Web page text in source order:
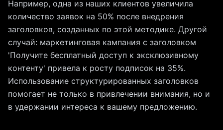
Например, одна из наших клиентов увеличила
количество заявок на 50% после внедрения
заголовков, созданных по этой методике. Другой
случай: маркетинговая кампания с заголовком
'Получите бесплатный доступ к эксклюзивному
контенту' привела к росту подписок на 35%.
Использование структурированных заголовков
помогает не только в привлечении внимания, но и
в удержании интереса к вашему предложению.